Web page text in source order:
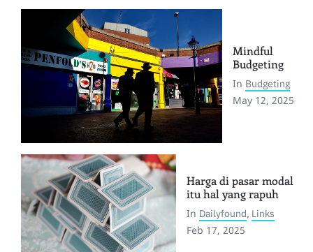
Mindful
Budgeting
In Budgeting
May 12, 2025
Harga di pasar modal
itu hal yang rapuh
In Dailyfound, Links
Feb 17, 2025